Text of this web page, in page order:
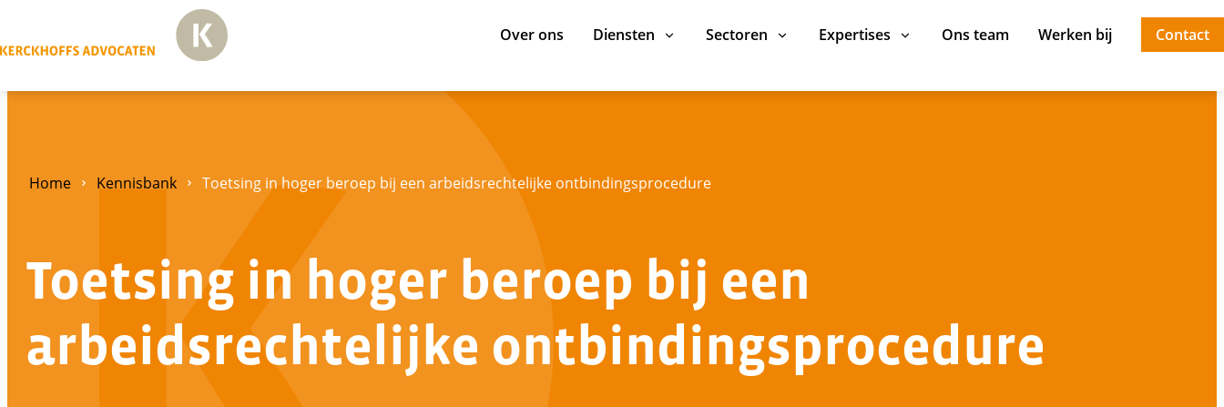
Over ons Diensten Sectoren Expertises Ons team Werken bij Contact
Home Kennisbank Toetsing in hoger beroep bij een arbeidsrechtelijke ontbindingsprocedure
Toetsing in hoger beroep bij een
arbeidsrechtelijke ontbindingsprocedure